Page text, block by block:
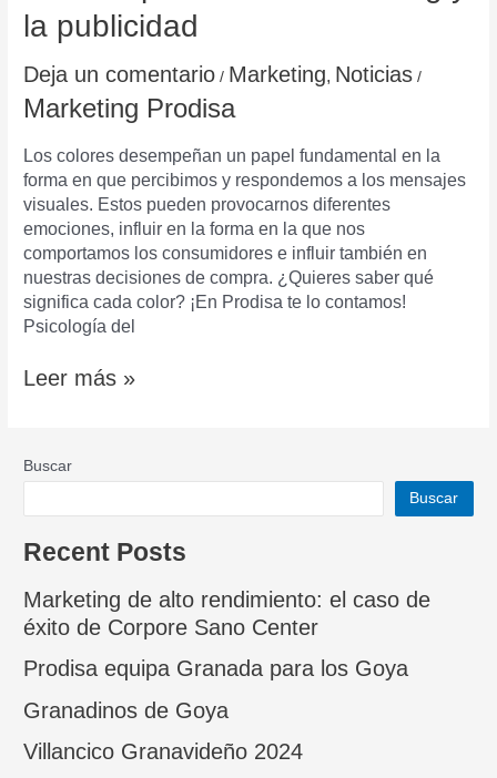
la publicidad
Deja un comentario / Marketing, Noticias /
Marketing Prodisa
Los colores desempeñan un papel fundamental en la
forma en que percibimos y respondemos a los mensajes
visuales. Estos pueden provocarnos diferentes
emociones, influir en la forma en la que nos
comportamos los consumidores e influir también en
nuestras decisiones de compra. ¿Quieres saber qué
significa cada color? ¡En Prodisa te lo contamos!
Psicología del
los
colores:
cómo
impacta
en
marketing
y
la
publicidad
Leer más »
Buscar
Buscar
Recent Posts
Marketing de alto rendimiento: el caso de
éxito de Corpore Sano Center
Prodisa equipa Granada para los Goya
Granadinos de Goya
Villancico Granavideño 2024